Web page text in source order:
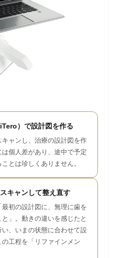
）で設計図を作る
ャンし、治療の設計図を作
個人差があり、途中で予定
とは珍しくありません。
キャンして整え直す
初の設計図に、無理に歯を
」。動きの違いを感じたと
、いまの状態に合わせて設
工程を「リファインメン